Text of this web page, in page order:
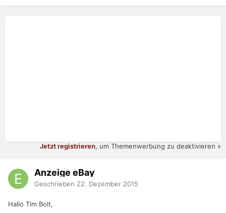
Jetzt registrieren, um Themenwerbung zu deaktivieren »
Anzeige eBay
Geschrieben 22. Dezember 2015
Hallo Tim Bolt,